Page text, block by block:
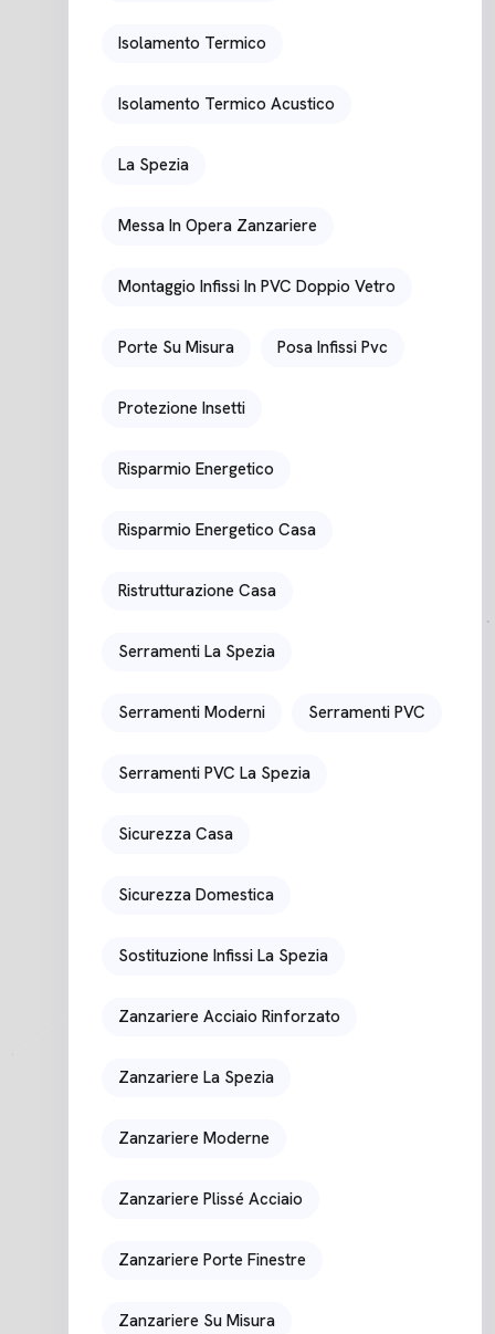
Isolamento Termico
Isolamento Termico Acustico
La Spezia
Messa In Opera Zanzariere
Montaggio Infissi In PVC Doppio Vetro
Porte Su Misura Posa Infissi Pvc
Protezione Insetti
Risparmio Energetico
Risparmio Energetico Casa
Ristrutturazione Casa
Serramenti La Spezia
Serramenti Moderni Serramenti PVC
Serramenti PVC La Spezia
Sicurezza Casa
Sicurezza Domestica
Sostituzione Infissi La Spezia
Zanzariere Acciaio Rinforzato
Zanzariere La Spezia
Zanzariere Moderne
Zanzariere Plissé Acciaio
Zanzariere Porte Finestre
Zanzariere Su Misura